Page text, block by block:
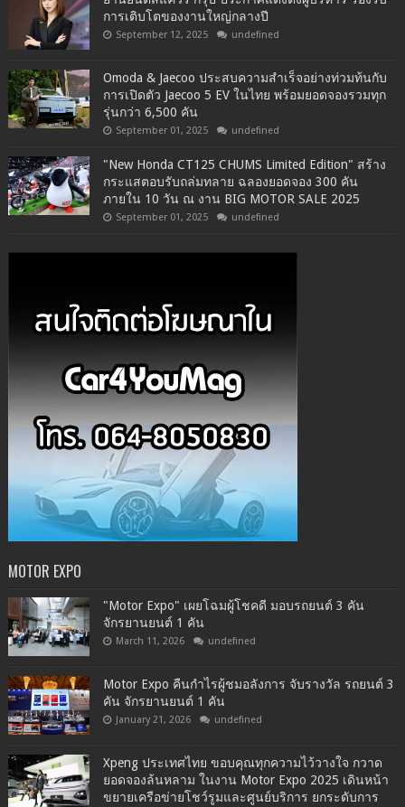
การเติบโตของงานใหญ่กลางปี
September 12, 2025 undefined
Omoda & Jaecoo ประสบความสำเร็จอย่างท่วมท้นกับ
การเปิดตัว Jaecoo 5 EV ในไทย พร้อมยอดจองรวมทุก
รุ่นกว่า 6,500 คัน
September 01, 2025 undefined
"New Honda CT125 CHUMS Limited Edition" สร้าง
กระแสตอบรับถล่มทลาย ฉลองยอดจอง 300 คัน
ภายใน 10 วัน ณ งาน BIG MOTOR SALE 2025
September 01, 2025 undefined
MOTOR EXPO
"Motor Expo" เผยโฉมผู้โชคดี มอบรถยนต์ 3 คัน
จักรยานยนต์ 1 คัน
March 11, 2026 undefined
Motor Expo คืนกำไรผู้ชมอลังการ จับรางวัล รถยนต์ 3
คัน จักรยานยนต์ 1 คัน
January 21, 2026 undefined
Xpeng ประเทศไทย ขอบคุณทุกความไว้วางใจ กวาด
ยอดจองล้นหลาม ในงาน Motor Expo 2025 เดินหน้า
ขยายเครือข่ายโชว์รูมและศูนย์บริการ ยกระดับการ